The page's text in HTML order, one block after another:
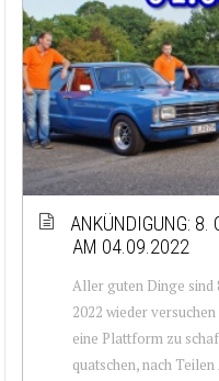
ANKÜNDIGUNG: 8.
AM 04.09.2022
Aller guten Dinge sind
2022 wieder
eine Plattform zu
quatschen, nach Teilen